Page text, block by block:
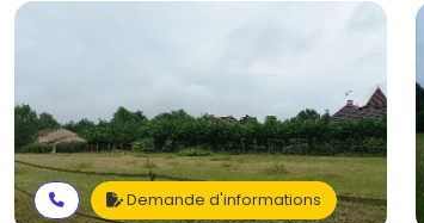
Demande d'informations